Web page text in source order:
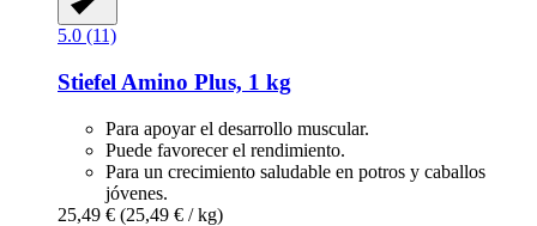
5.0 (11)
Stiefel Amino Plus, 1 kg
Para apoyar el desarrollo muscular.
Puede favorecer el rendimiento.
Para un crecimiento saludable en potros y caballos
jóvenes.
25,49 € (25,49 € / kg)